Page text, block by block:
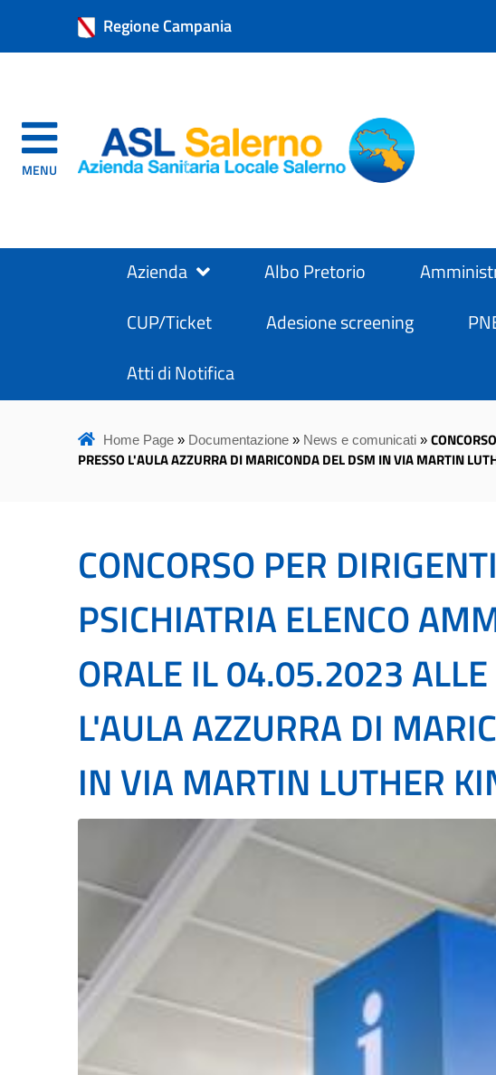
Regione Campania
MENU ASL Salerno
ASL Salerno
Azienda Albo Pretorio
CUP/Ticket
Adesione screening
Atti di Notifica
Home Page» Documentazione» News e comunicati»
PRESSO L'AULA AZZURRA DI MARICONDA DEL DSM IN VIA MARTIN
CONCORSO PER
PSICHIATRIA ELENCO
ORALE IL 04.05.2023
L'AULA AZZURRA DI
IN VIA MARTIN LUTHER